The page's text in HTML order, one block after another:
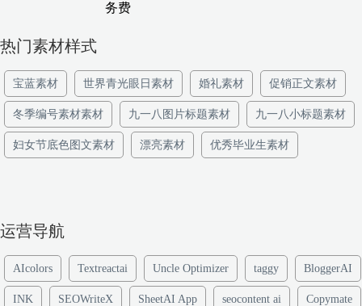
务费
热门素材样式
宝蓝素材 世界青光眼日素材 婚礼素材 促销正文素材
冬季编号素材素材 九一八图片标题素材 九一八小标题素材
妇女节底色图文素材 漂亮素材 优秀毕业生素材
运营导航
AIcolors Textreactai Uncle Optimizer taggy BloggerAI
INK SEOWriteX SheetAI App seocontent ai Copymate